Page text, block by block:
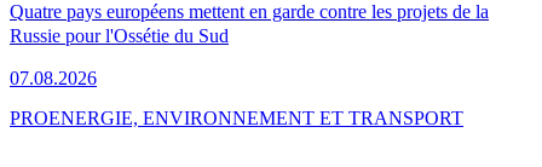
Quatre pays européens mettent en garde contre les projets de la
Russie pour l'Ossétie du Sud
07.08.2026
PROENERGIE, ENVIRONNEMENT ET TRANSPORT